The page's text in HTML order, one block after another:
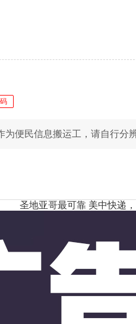
为便民信息搬运工，请自行分
圣地亚哥最可靠 美中快递